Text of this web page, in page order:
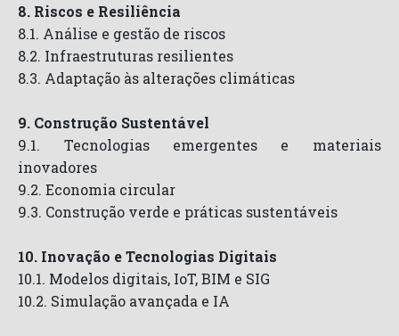
8. Riscos e Resiliência
8.1. Análise e gestão de riscos
8.2. Infraestruturas resilientes
8.3. Adaptação às alterações climáticas
9. Construção Sustentável
9.1. Tecnologias emergentes e materiais
inovadores
9.2. Economia circular
9.3. Construção verde e práticas sustentáveis
10. Inovação e Tecnologias Digitais
10.1. Modelos digitais, IoT, BIM e SIG
10.2. Simulação avançada e IA